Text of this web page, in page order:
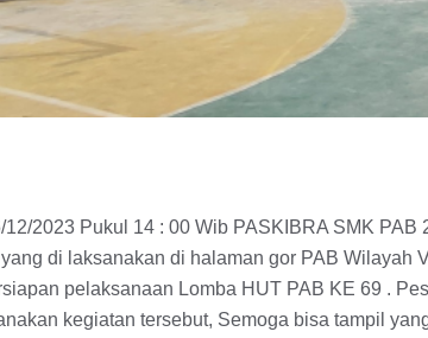
12/2023 Pukul 14 : 00 Wib PASKIBRA SMK
di laksanakan di halaman gor PAB Wilayah
pelaksanaan Lomba HUT PAB KE 69 .
kegiatan tersebut, Semoga bisa tampil